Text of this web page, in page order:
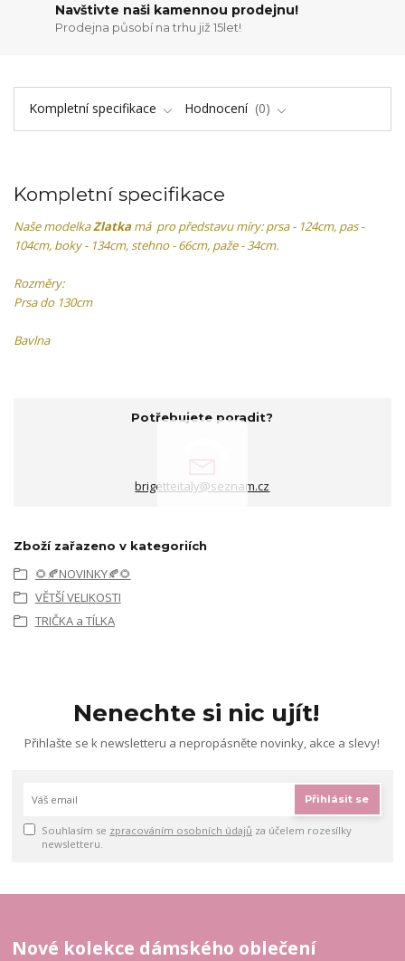
Navštivte naši kamennou prodejnu!
Prodejna působí na trhu již 15let!
Kompletní specifikace Hodnocení 0
Kompletní specifikace
Naše modelkaZlatkamá pro představu míry: prsa - 124cm, pas -
104cm, boky - 134cm, stehno - 66cm, paže - 34cm.
Rozměry:
Prsa do 130cm
Bavlna
Potřebujete poradit?
brigetteitaly@seznam.cz
Zboží zařazeno v kategoriích
🌻🍂NOVINKY🍂🌻
VĚTŠÍ VELIKOSTI
TRIČKA a TÍLKA
Nenechte si nic ujít!
Přihlašte se k newsletteru a nepropásněte novinky, akce a slevy!
Přihlásit se
Souhlasím se zpracováním osobních údajů za účelem rozesílky
newsletteru.
Nové kolekce dámského oblečení